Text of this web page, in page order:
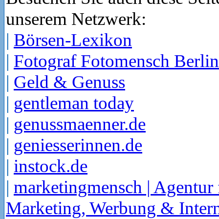
unserem Netzwerk:
| Börsen-Lexikon
| Fotograf Fotomensch Berlin
| Geld & Genuss
| gentleman today
| genussmaenner.de
| geniesserinnen.de
| instock.de
| marketingmensch | Agentur
Marketing, Werbung &